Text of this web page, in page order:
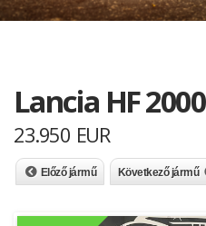
Lancia HF 2000
23.950 EUR
Előző jármű Következő jármű